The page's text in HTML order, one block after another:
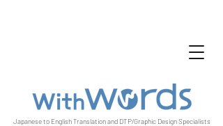
Japanese to English Translation and DTP/Graphic Design Specialists